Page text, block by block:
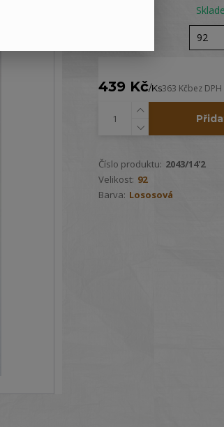
439 Kč/Ks363 Kčbez DPH
Číslo produktu: 2043/14'2
Velikost: 92
Barva: Lososová